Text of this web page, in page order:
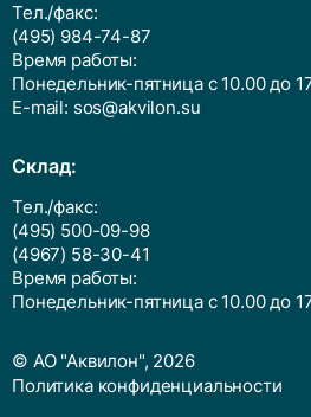
Тел./факс:
(495) 984-74-87
Время работы:
Понедельник-пятница с 10.00 до
E-mail: sos@akvilon.su
Cклад:
Тел./факс:
(495) 500-09-98
(4967) 58-30-41
Время работы:
Понедельник-пятница с 10.00 до
© АО "Аквилон", 2026
Политика конфиденциальности